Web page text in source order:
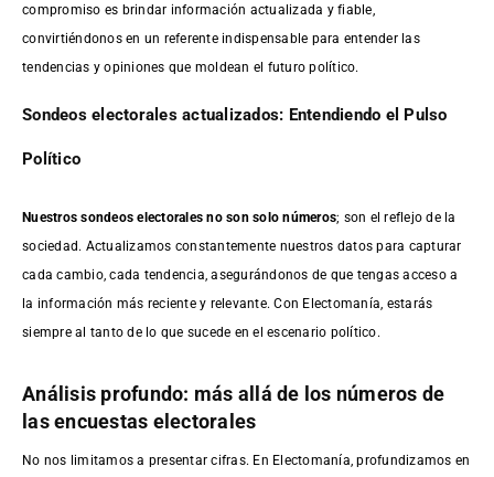
compromiso es brindar información actualizada y fiable,
convirtiéndonos en un referente indispensable para entender las
tendencias y opiniones que moldean el futuro político.
Sondeos electorales actualizados: Entendiendo el Pulso
Político
Nuestros sondeos electorales no son solo números; son el reflejo de la
sociedad. Actualizamos constantemente nuestros datos para capturar
cada cambio, cada tendencia, asegurándonos de que tengas acceso a
la información más reciente y relevante. Con Electomanía, estarás
siempre al tanto de lo que sucede en el escenario político.
Análisis profundo: más allá de los números de
las encuestas electorales
No nos limitamos a presentar cifras. En Electomanía, profundizamos en